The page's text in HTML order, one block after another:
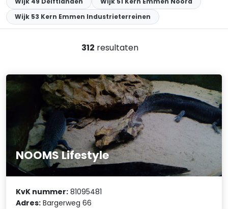
Wijk 53 Kern Emmen Industrieterreinen
312 resultaten
NOOMS Lifestyle
KvK nummer: 81095481
Adres: Bargerweg 66